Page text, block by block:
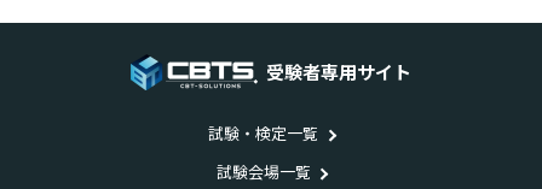
受験者専用サイト
試験・検定一覧
試験会場一覧